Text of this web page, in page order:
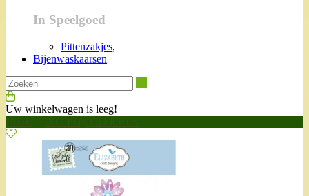
In Speelgoed
Pittenzakjes,
Bijenwaskaarsen
Uw winkelwagen is leeg!
Home
Dies Playfull Flowers